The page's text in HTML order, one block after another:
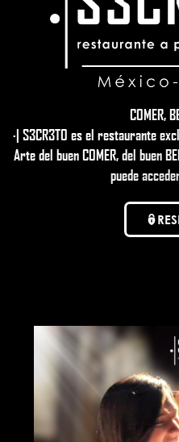
COMER,
·| S3CR3TO es el restaurante
Arte del buen COMER, del buen
puede